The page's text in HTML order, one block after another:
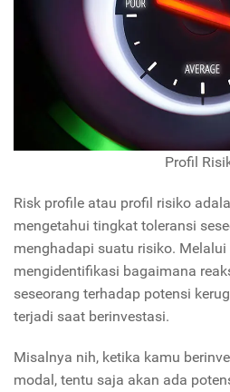
Profil
Risk profile atau profil risiko
mengetahui tingkat toleransi
menghadapi suatu risiko.
mengidentifikasi bagaimana
seseorang terhadap potensi
terjadi saat berinvestasi.
Misalnya nih, ketika kamu
modal, tentu saja akan ada